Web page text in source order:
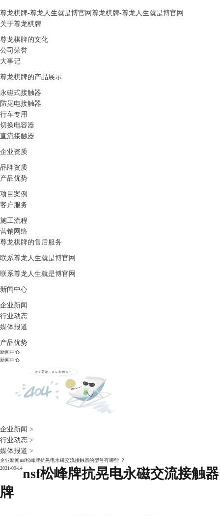
尊龙棋牌-尊龙人生就是博官网 尊龙棋牌-尊龙人生就是博官网
关于尊龙棋牌
尊龙棋牌的文化
公司荣誉
大事记
尊龙棋牌的产品展示
永磁式接触器
防晃电接触器
行车专用
切换电容器
直流接触器
企业资质
品牌资质
产品优势
项目案例
客户服务
施工流程
营销网络
尊龙棋牌的售后服务
联系尊龙人生就是博官网
联系尊龙人生就是博官网
新闻中心
企业新闻
行业动态
媒体报道
产品优势
新闻中心
新闻中心
企业新闻 >
行业动态 >
媒体报道 >
企业新闻nsf松峰牌抗晃电永磁交流接触器的型号有哪些 ？
2021-09-14nsf松峰牌抗晃电永磁交流接触
牌